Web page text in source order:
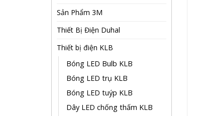
Sản Phẩm 3M
Thiết Bị Điện Duhal
Thiết bị điện KLB
Bóng LED Bulb KLB
Bóng LED trụ KLB
Bóng LED tuýp KLB
Dây LED chống thấm KLB